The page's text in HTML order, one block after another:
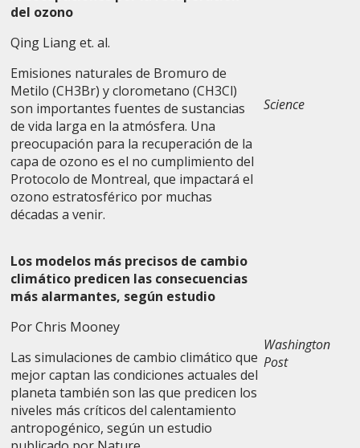
del ozono
Qing Liang et. al.
Emisiones naturales de Bromuro de
Metilo (CH3Br) y clorometano (CH3Cl)
son importantes fuentes de sustancias
de vida larga en la atmósfera. Una
preocupación para la recuperación de la
capa de ozono es el no cumplimiento del
Protocolo de Montreal, que impactará el
ozono estratosférico por muchas
décadas a venir.
Science
Los modelos más precisos de cambio
climático predicen las consecuencias
más alarmantes, según estudio
Por Chris Mooney
Las simulaciones de cambio climático que
mejor captan las condiciones actuales del
planeta también son las que predicen los
niveles más críticos del calentamiento
antropogénico, según un estudio
Washington
Post